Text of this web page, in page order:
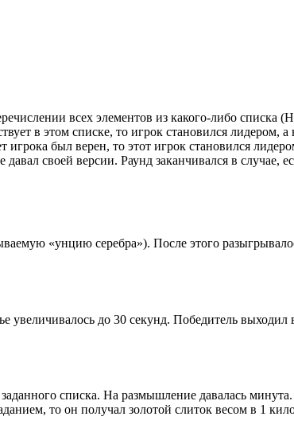
всех элементов из какого-либо списка
в этом списке, то игрок становился лидером,
был верен, то этот игрок становился
своей версии. Раунд заканчивался в случае,
«унцию серебра»). После этого
увеличивалось до 30 секунд. Победитель
списка. На размышление давалась
то он получал золотой слиток весом в 1